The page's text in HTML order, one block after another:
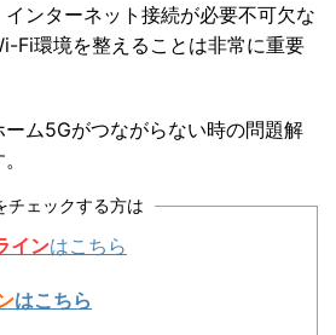
ンターネット接続が必要不可欠な
Fi環境を整えることは非常に重要
ム5Gがつながらない時の問題解
チェックする方は
インはこちら
はこちら